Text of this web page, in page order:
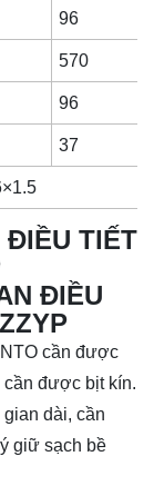
96
570
96
37
ĐIỀU TIẾT
ĐIỀU
cần được
cần được bịt kín.
dài, cần
giữ sạch bề